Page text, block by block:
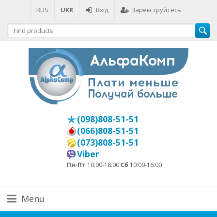
RUS UKR Вхід Зареєструйтесь
(098)808-51-51
(066)808-51-51
(073)808-51-51
Viber
Пн-Пт 10:00-18:00 Сб 10:00-16:00
Menu